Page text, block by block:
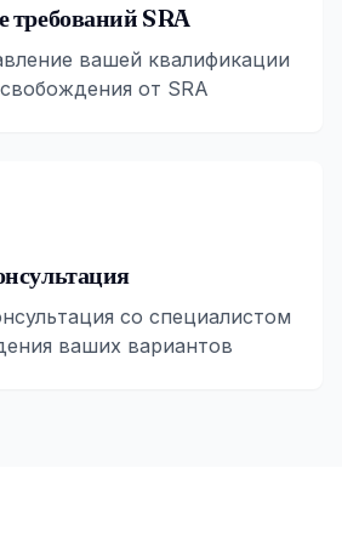
требований SRA
вашей квалификации
от SRA
со специалистом
ваших вариантов